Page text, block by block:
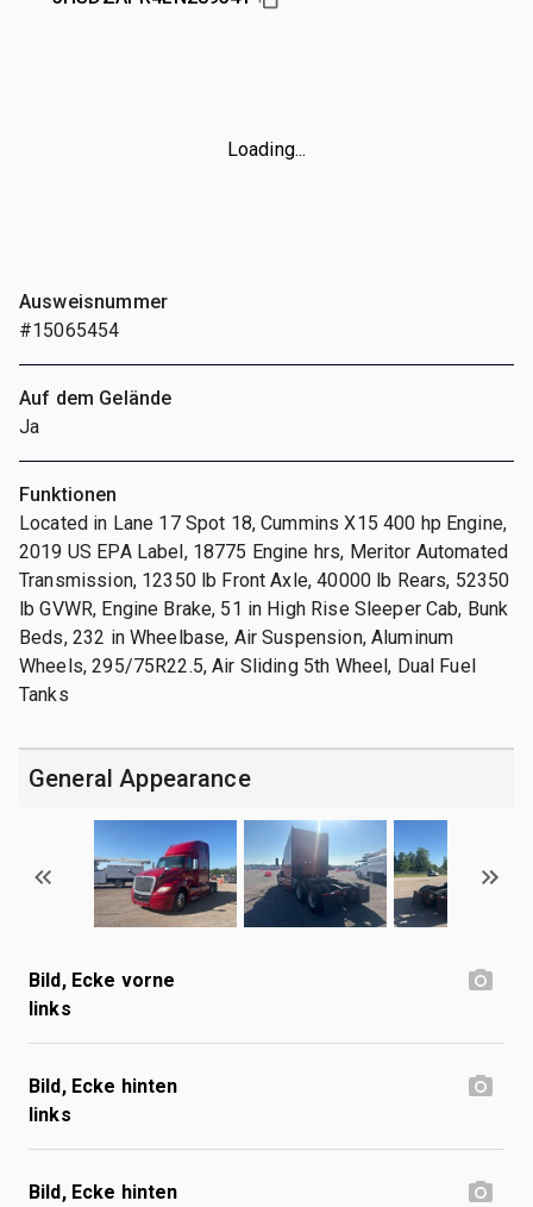
Loading...
Ausweisnummer
#15065454
Auf dem Gelände
Ja
Funktionen
Located in Lane 17 Spot 18, Cummins X15 400 hp Engine,
2019 US EPA Label, 18775 Engine hrs, Meritor Automated
Transmission, 12350 lb Front Axle, 40000 lb Rears, 52350
lb GVWR, Engine Brake, 51 in High Rise Sleeper Cab, Bunk
Beds, 232 in Wheelbase, Air Suspension, Aluminum
Wheels, 295/75R22.5, Air Sliding 5th Wheel, Dual Fuel
Tanks
General Appearance
Bild, Ecke vorne
links
Bild, Ecke hinten
links
Bild, Ecke hinten